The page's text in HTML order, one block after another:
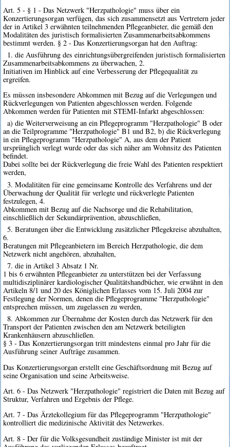
Art. 5 - § 1 - Das Netzwerk "Herzpathologie" muss über ein
Konzertierungsorgan verfügen, das sich zusammensetzt aus Vertretern jeder
der in Artikel 3 erwähnten teilnehmenden Pflegeanbieter, die gemäß den
Modalitäten des juristisch formalisierten Zusammenarbeitsabkommens
bestimmt werden. § 2 - Das Konzertierungsorgan hat den Auftrag:
1. die Ausführung des einrichtungsübergreifenden juristisch formalisierten
Zusammenarbeitsabkommens zu überwachen, 2.
Initiativen im Hinblick auf eine Verbesserung der Pflegequalität zu
ergreifen.
Es müssen insbesondere Abkommen mit Bezug auf die Verlegungen und
Rückverlegungen von Patienten abgeschlossen werden. Folgende
Abkommen werden für Patienten mit STEMI-Infarkt abgeschlossen:
a) die Weiterverweisung an ein Pflegeprogramm "Herzpathologie" B oder
an die Teilprogramme "Herzpathologie" B1 und B2, b) die Rückverlegung
in ein Pflegeprogramm "Herzpathologie" A, aus dem der Patient
ursprünglich verlegt wurde oder das sich näher am Wohnsitz des Patienten
befindet.
Dabei sollte bei der Rückverlegung die freie Wahl des Patienten respektiert
werden,
3. Modalitäten für eine gemeinsame Kontrolle des Verfahrens und der
Überwachung der Qualität für verlegte und rückverlegte Patienten
festzulegen, 4.
Abkommen mit Bezug auf die Nachsorge und die Rehabilitation,
einschließlich der Sekundärprävention, abzuschließen,
5. Beratungen über die Entwicklung zusätzlicher Pflegekreise abzuhalten,
6.
Beratungen mit Pflegeanbietern im Bereich Herzpathologie, die dem
Netzwerk nicht angehören, abzuhalten,
7. die in Artikel 3 Absatz 1 Nr.
1 bis 6 erwähnten Pflegeanbieter zu unterstützen bei der Verfassung
multidisziplinärer kardiologischer Qualitätshandbücher, wie erwähnt in den
Artikeln 8/1 und 20 des Königlichen Erlasses vom 15. Juli 2004 zur
Festlegung der Normen, denen die Pflegeprogramme "Herzpathologie"
entsprechen müssen, um zugelassen zu werden,
8. Abkommen zur Übernahme der Kosten durch das Netzwerk für den
Transport der Patienten zwischen den am Netzwerk beteiligten
Krankenhäusern abzuschließen.
§ 3 - Das Konzertierungsorgan tritt mindestens einmal pro Jahr für die
Ausführung seiner Aufträge zusammen.
Das Konzertierungsorgan erstellt eine Geschäftsordnung mit Bezug auf
seine Organisation und seine Arbeitsweise.
Art. 6 - Das Netzwerk "Herzpathologie" registriert die Daten mit Bezug auf
Struktur, Verfahren und Ergebnis der Pflege.
Art. 7 - Das Ärztekollegium für das Pflegeprogramm "Herzpathologie"
kontrolliert die medizinische Aktivität des Netzwerkes.
Art. 8 - Der für die Volksgesundheit zuständige Minister ist mit der